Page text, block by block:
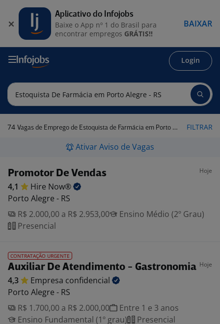
Login
74 Vagas de Emprego de Estoquista de Farmácia em Porto Alegre - RS FILTRAR
Ativar Aviso de Vagas
Promotor De Vendas Hoje
4,1 Hire Now®
Porto Alegre - RS
R$ 2.000,00 a R$ 2.953,00
Ensino Médio (2º Grau)
Presencial
CONTRATAÇÃO URGENTE
Auxiliar De Atendimento - Gastronomia Hoje
4,3 Empresa confidencial
Porto Alegre - RS
R$ 1.700,00 a R$ 2.000,00
Entre 1 e 3 anos
Ensino Fundamental (1º grau)
Presencial
Aplicativo do Infojobs
Baixe o App nº 1 do Brasil para
encontrar empregos GRÁTIS!!
BAIXAR